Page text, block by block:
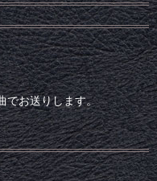
でお送りします。